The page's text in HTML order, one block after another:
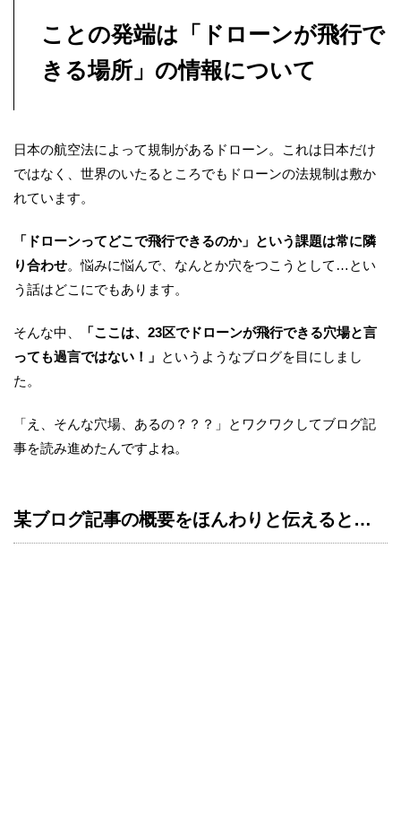
ことの発端は「ドローンが飛行で
きる場所」の情報について
日本の航空法によって規制があるドローン。これは日本だけ
ではなく、世界のいたるところでもドローンの法規制は敷か
れています。
「ドローンってどこで飛行できるのか」という課題は常に隣
り合わせ。悩みに悩んで、なんとか穴をつこうとして…とい
う話はどこにでもあります。
そんな中、
「ここは、23区でドローンが飛行できる穴場と言
っても過言ではない！」 というようなブログを目にしまし
た。
「え、そんな穴場、あるの？？？」とワクワクしてブログ記
事を読み進めたんですよね。
某ブログ記事の概要をほんわりと伝えると…